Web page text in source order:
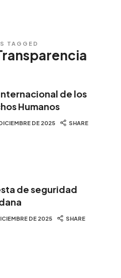
TAGGED
de los
Humanos
DE 2025
SHARE
de seguridad
DE 2025
SHARE